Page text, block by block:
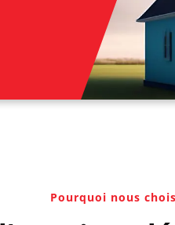
Pourquoi nous